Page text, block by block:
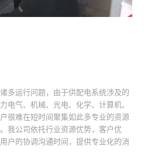
多运行问题，由于供配电系统涉及的
电气、机械、光电、化学、计算机、
很难在短时间聚集如此多专业的资源
我公司依托行业资源优势，客户优
户的协调沟通时间，提供专业化的消